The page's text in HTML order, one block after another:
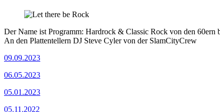
Der Name ist Programm: Hardrock & Classic Rock von den 60ern
An den Plattentellern DJ Steve Cyler von der SlamCityCrew
09.09.2023
06.05.2023
05.01.2023
05.11.2022